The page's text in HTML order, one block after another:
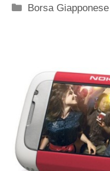
Categorie
Borsa Giapponese